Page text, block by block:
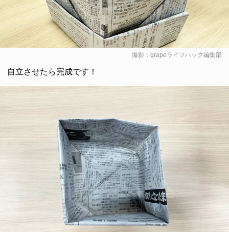
撮影：grapeライフハック編集部
自立させたら完成です！